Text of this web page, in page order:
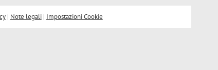
| Note legali| Impostazioni Cookie